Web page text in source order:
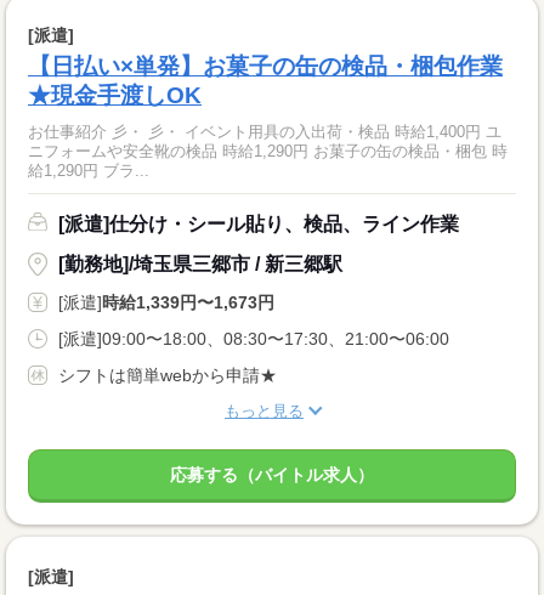
[派遣]
【日払い×単発】お菓子の缶の検品・梱包作業
★現金手渡しOK
お仕事紹介 彡・ 彡・ イベント用具の入出荷・検品 時給1,400円 ユ
ニフォームや安全靴の検品 時給1,290円 お菓子の缶の検品・梱包 時
給1,290円 ブラ...
[派遣]仕分け・シール貼り、検品、ライン作業
[勤務地]/埼玉県三郷市 / 新三郷駅
[派遣]時給1,339円〜1,673円
[派遣]09:00〜18:00、08:30〜17:30、21:00〜06:00
シフトは簡単webから申請★
もっと見る
応募する（バイトル求人）
[派遣]